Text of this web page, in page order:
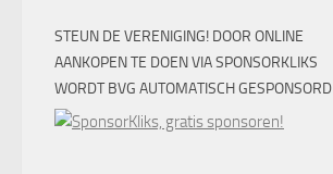
STEUN DE VERENIGING! DOOR ONLINE
AANKOPEN TE DOEN VIA SPONSORKLIKS
WORDT BVG AUTOMATISCH GESPONSORD